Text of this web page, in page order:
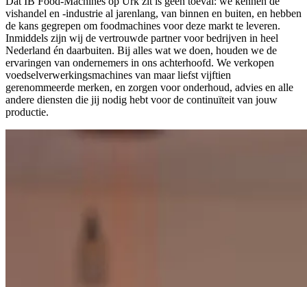
vishandel en -industrie al jarenlang, van binnen en buiten, en hebben
de kans gegrepen om foodmachines voor deze markt te leveren.
Inmiddels zijn wij de vertrouwde partner voor bedrijven in heel
Nederland én daarbuiten. Bij alles wat we doen, houden we de
ervaringen van ondernemers in ons achterhoofd. We verkopen
voedselverwerkingsmachines van maar liefst vijftien
gerenommeerde merken, en zorgen voor onderhoud, advies en alle
andere diensten die jij nodig hebt voor de continuïteit van jouw
productie.